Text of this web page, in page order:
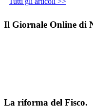
Il Giornale Online di
La riforma del Fisco.